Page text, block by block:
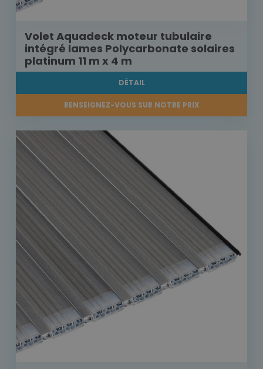
Volet Aquadeck moteur tubulaire
intégré lames Polycarbonate solaires
platinum 11 m x 4 m
DÉTAIL
RENSEIGNEZ-VOUS SUR NOTRE PRIX